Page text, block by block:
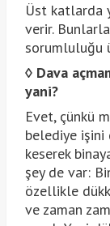
Üst katlarda
verir. Bunlarla
sorumluluğu
◊ Dava
yani?
Evet, çünkü
belediye işini
keserek
şey de var:
özellikle
ve zaman